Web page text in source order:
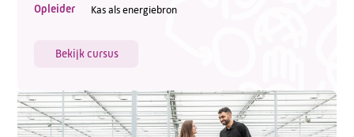
Opleider Kas als energiebron
Bekijk cursus